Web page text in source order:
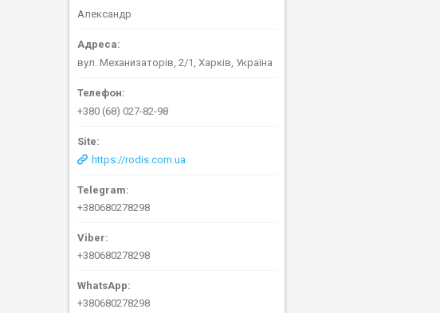
Александр
вул. Механизаторів, 2/1, Харків, Україна
+380 (68) 027-82-98
https://rodis.com.ua
+380680278298
+380680278298
+380680278298